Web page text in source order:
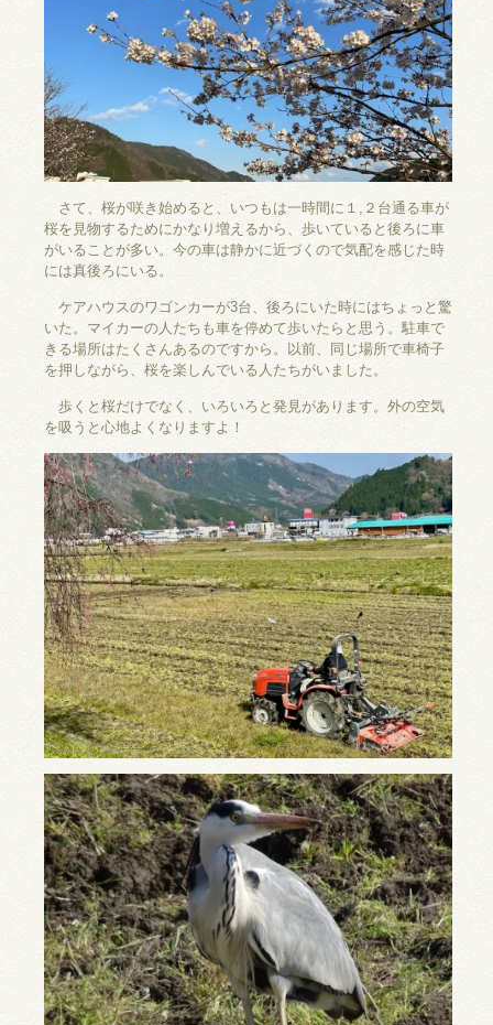
さて、桜が咲き始めると、いつもは一時間に１,２台通る車が
桜を見物するためにかなり増えるから、歩いていると後ろに車
がいることが多い。今の車は静かに近づくので気配を感じた時
には真後ろにいる。
ケアハウスのワゴンカーが3台、後ろにいた時にはちょっと驚
いた。マイカーの人たちも車を停めて歩いたらと思う。駐車で
きる場所はたくさんあるのですから。以前、同じ場所で車椅子
を押しながら、桜を楽しんでいる人たちがいました。
歩くと桜だけでなく、いろいろと発見があります。外の空気
を吸うと心地よくなりますよ！